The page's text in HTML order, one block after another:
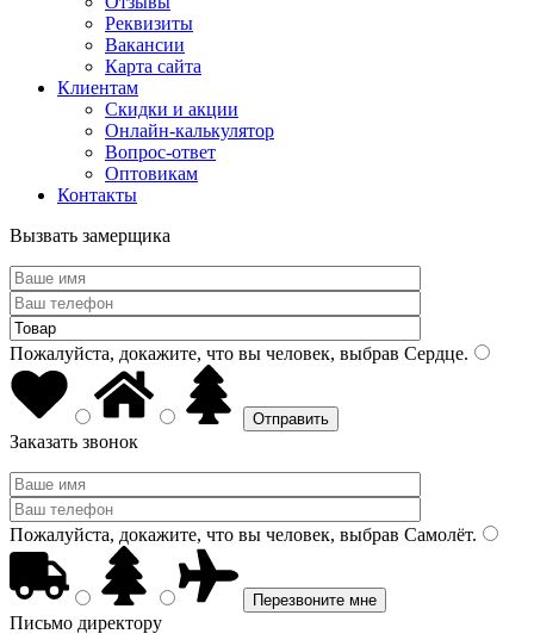
Реквизиты
Вакансии
Карта сайта
Клиентам
Скидки и акции
Онлайн-калькулятор
Вопрос-ответ
Оптовикам
Контакты
Вызвать замерщика
Пожалуйста, докажите, что вы человек, выбрав Сердце.
Заказать звонок
Пожалуйста, докажите, что вы человек, выбрав Самолёт.
Письмо директору